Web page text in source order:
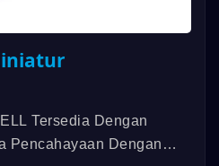
Tersedia Dengan
Pencahayaan Dengan